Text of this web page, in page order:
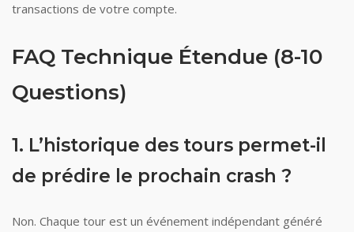
transactions de votre compte.
FAQ Technique Étendue (8-10
Questions)
1. L’historique des tours permet-il
de prédire le prochain crash ?
Non. Chaque tour est un événement indépendant généré